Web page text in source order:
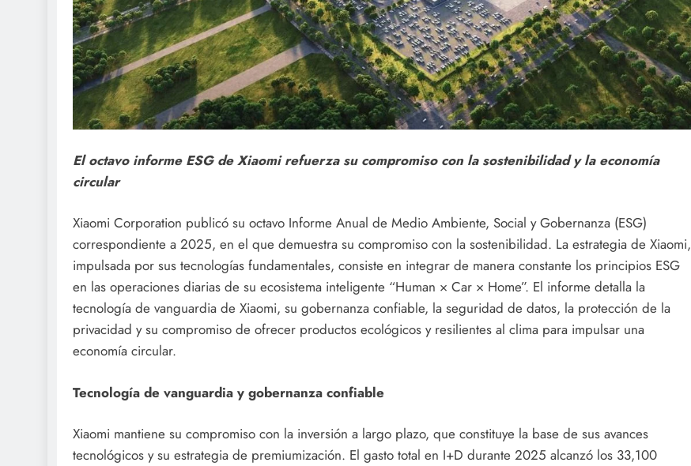
El octavo informe ESG de Xiaomi refuerza su compromiso con la sostenibilidad y la economía
circular
Xiaomi Corporation publicó su octavo Informe Anual de Medio Ambiente, Social y Gobernanza (ESG)
correspondiente a 2025, en el que demuestra su compromiso con la sostenibilidad. La estrategia de Xiaomi,
impulsada por sus tecnologías fundamentales, consiste en integrar de manera constante los principios ESG
en las operaciones diarias de su ecosistema inteligente “Human × Car × Home”. El informe detalla la
tecnología de vanguardia de Xiaomi, su gobernanza confiable, la seguridad de datos, la protección de la
privacidad y su compromiso de ofrecer productos ecológicos y resilientes al clima para impulsar una
economía circular.
Tecnología de vanguardia y gobernanza confiable
Xiaomi mantiene su compromiso con la inversión a largo plazo, que constituye la base de sus avances
tecnológicos y su estrategia de premiumización. El gasto total en I+D durante 2025 alcanzó los 33,100